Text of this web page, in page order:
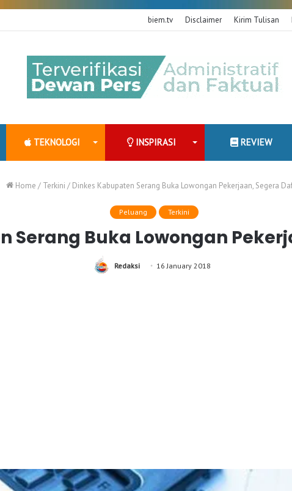
biem.tv Disclaimer Kirim Tulisan
TEKNOLOGI INSPIRASI REVIEW
Home / Terkini / Dinkes Kabupaten Serang Buka Lowongan Pekerjaan, Segera
Peluang Terkini
Serang Buka Lowongan
Redaksi 16 January 2018